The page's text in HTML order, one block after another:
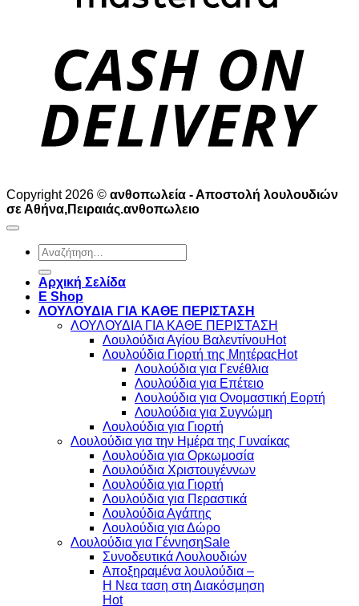
Copyright 2026 © ανθοπωλεία - Αποστολή λουλουδιών
σε Αθήνα,Πειραιάς.ανθοπωλειο
Αναζήτηση
για:
Αρχική Σελίδα
E Shop
ΛΟΥΛΟΥΔΙΑ ΓΙΑ ΚΑΘΕ ΠΕΡΙΣΤΑΣΗ
ΛΟΥΛΟΥΔΙΑ ΓΙΑ ΚΑΘΕ ΠΕΡΙΣΤΑΣΗ
Λουλούδια Αγίου Βαλεντίνου
Λουλούδια Γιορτή της Μητέρας
Λουλούδια για Γενέθλια
Λουλούδια για Επέτειο
Λουλούδια για Ονομαστική Εορτή
Λουλούδια για Συγνώμη
Λουλούδια για Γιορτή
Λουλούδια για την Ημέρα της Γυναίκας
Λουλούδια για Ορκωμοσία
Λουλούδια Χριστουγέννων
Λουλούδια για Γιορτή
Λουλούδια για Περαστικά
Λουλούδια Αγάπης
Λουλούδια για Δώρο
Λουλούδια για Γέννηση
Συνοδευτικά Λουλουδιών
Αποξηραμένα λουλούδια –
Η Νεα ταση στη Διακόσμηση